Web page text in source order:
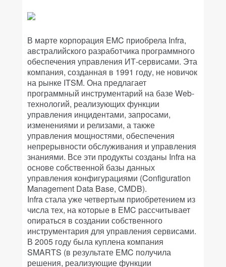
В марте корпорация EMC приобрела Infra,
австралийского разработчика программного
обеспечения управления ИТ-сервисами. Эта
компания, созданная в 1991 году, не новичок
на рынке ITSM. Она предлагает
программный инструментарий на базе Web-
технологий, реализующих функции
управления инцидентами, запросами,
изменениями и релизами, а также
управления мощностями, обеспечения
непрерывности обслуживания и управления
знаниями. Все эти продукты созданы Infra на
основе собственной базы данных
управления конфигурациями (Configuration
Management Data Base, CMDB).
Infra стала уже четвертым приобретением из
числа тех, на которые в EMC рассчитывает
опираться в создании собственного
инструментария для управления сервисами.
В 2005 году была куплена компания
SMARTS (в результате EMC получила
решения, реализующие функции